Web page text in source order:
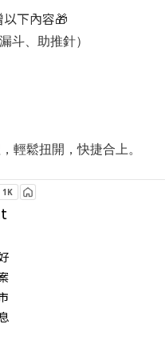
下內容🎁
斗、助推針）
輕鬆扭開，快捷合上。